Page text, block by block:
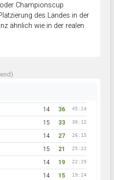
Championscup
des Landes in der
ähnlich wie in der realen
14 36 45:14
15 33 30:12
14 27 26:15
15 21 25:22
14 19 22:29
14 15 19:24